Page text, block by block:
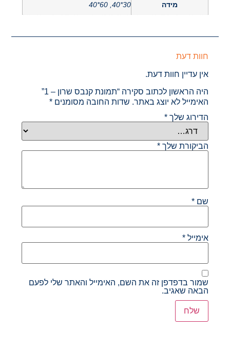
מידה 30*40, 60*40
חוות דעת
אין עדיין חוות דעת.
היה הראשון לכתוב סקירה “תמונת קנבס שרון – 1”
האימייל לא יוצג באתר. שדות החובה מסומנים*
הדירוג שלך*
הביקורת שלך*
שם*
אימייל*
שמור בדפדפן זה את השם, האימייל והאתר שלי לפעם
הבאה שאגיב.